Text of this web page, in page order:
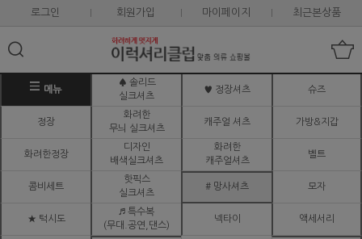
로그인 회원가입 마이페이지 최근본상품
메뉴
♠ 솔리드
실크셔츠
♥ 정장셔츠 슈즈
정장
화려한
무늬 실크셔츠
캐주얼 셔츠 가방&지갑
화려한정장
디자인
배색실크셔츠
화려한
캐주얼셔츠
벨트
콤비세트
핫픽스
실크셔츠
# 망사셔츠 모자
★ 턱시도
♬ 특수복
(무대.공연,댄스)
넥타이 액세서리